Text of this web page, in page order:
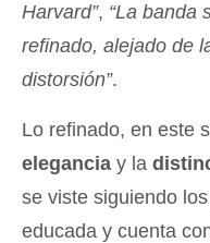
Harvard”, “La banda
refinado, alejado de
distorsión”.
Lo refinado, en este
elegancia y la
se viste siguiendo
educada y cuenta